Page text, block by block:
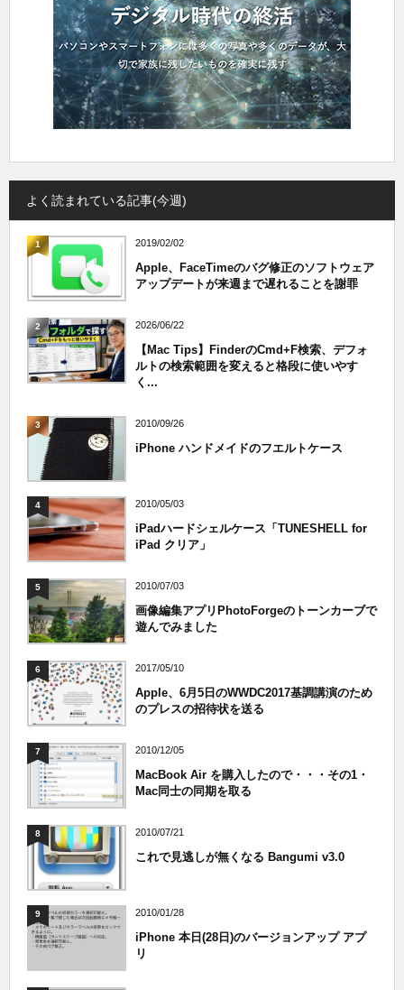
よく読まれている記事(今週)
1 2019/02/02
Apple、FaceTimeのバグ修正のソフトウェア
アップデートが来週まで遅れることを謝罪
2 2026/06/22
【Mac Tips】FinderのCmd+F検索、デフォ
ルトの検索範囲を変えると格段に使いやす
く...
3 2010/09/26
iPhone ハンドメイドのフエルトケース
4 2010/05/03
iPadハードシェルケース「TUNESHELL for
iPad クリア」
5 2010/07/03
画像編集アプリPhotoForgeのトーンカーブで
遊んでみました
6 2017/05/10
Apple、6月5日のWWDC2017基調講演のため
のプレスの招待状を送る
7 2010/12/05
MacBook Air を購入したので・・・その1・
Mac同士の同期を取る
8 2010/07/21
これで見逃しが無くなる Bangumi v3.0
9 2010/01/28
iPhone 本日(28日)のバージョンアップ アプ
リ